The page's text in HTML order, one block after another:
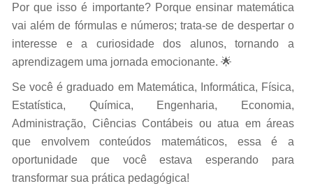
Por que isso é importante? Porque ensinar matemática
vai além de fórmulas e números; trata-se de despertar o
interesse e a curiosidade dos alunos, tornando a
aprendizagem uma jornada emocionante. 🌟
Se você é graduado em Matemática, Informática, Física,
Estatística, Química, Engenharia, Economia,
Administração, Ciências Contábeis ou atua em áreas
que envolvem conteúdos matemáticos, essa é a
oportunidade que você estava esperando para
transformar sua prática pedagógica!